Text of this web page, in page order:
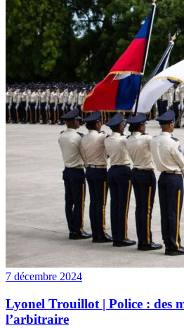
7 décembre 2024
Lyonel Trouillot | Police : des
l’arbitraire